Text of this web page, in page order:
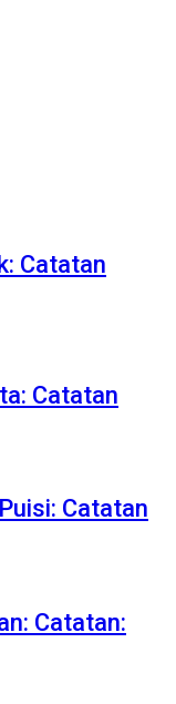
Catatan
Catatan
Catatan
Catatan: